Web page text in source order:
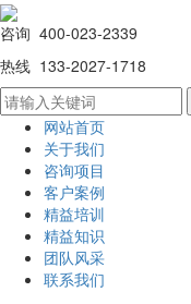
咨询 400-023-2339
热线 133-2027-1718
网站首页
关于我们
咨询项目
客户案例
精益培训
精益知识
团队风采
联系我们